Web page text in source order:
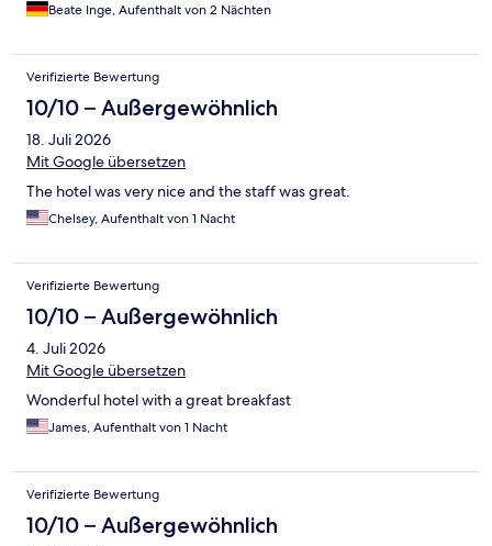
Beate Inge, Aufenthalt von 2 Nächten
Verifizierte Bewertung
10/10 – Außergewöhnlich
18. Juli 2026
Mit Google übersetzen
The hotel was very nice and the staff was great.
Chelsey, Aufenthalt von 1 Nacht
Verifizierte Bewertung
10/10 – Außergewöhnlich
4. Juli 2026
Mit Google übersetzen
Wonderful hotel with a great breakfast
James, Aufenthalt von 1 Nacht
Verifizierte Bewertung
10/10 – Außergewöhnlich